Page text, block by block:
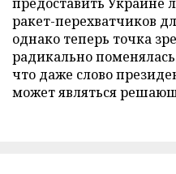
ракет-перехватчиков
однако теперь точка
радикально
что даже слово
может являться